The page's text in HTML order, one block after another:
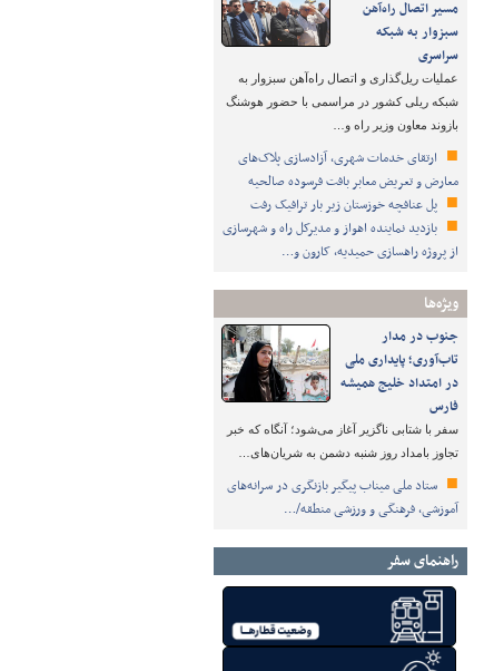
مسیر اتصال راه‌آهن
سبزوار به شبکه
سراسری
عملیات ریل‌گذاری و اتصال راه‌آهن سبزوار به
شبکه ریلی کشور در مراسمی با حضور هوشنگ
بازوند معاون وزیر راه و…
ارتقای خدمات شهری، آزادسازی پلاک‌های
معارض و تعریض معابر بافت فرسوده صالحیه
پل عنافچه خوزستان زیر بار ترافیک رفت
بازدید نماینده اهواز و مدیرکل راه و شهرسازی
از پروژه راهسازی حمیدیه، کارون و…
ویژه‌ها
جنوب در مدار
تاب‌آوری؛ پایداری ملی
در امتداد خلیج همیشه
فارس
سفر با شتابی ناگزیر آغاز می‌شود؛ آنگاه که خبر
تجاوز بامداد روز شنبه دشمن به شریان‌های…
ستاد ملی میناب پیگیر بازنگری در سرانه‌های
آموزشی، فرهنگی و ورزشی منطقه/…
راهنمای سفر